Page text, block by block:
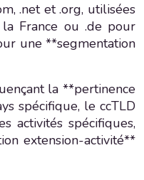
.net et .org, utilisées
France ou .de pour
une **segmentation
la **pertinence
spécifique, le ccTLD
activités spécifiques,
extension-activité**